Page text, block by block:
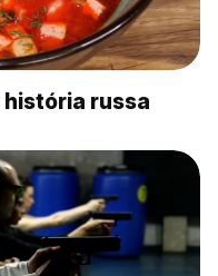
história russa